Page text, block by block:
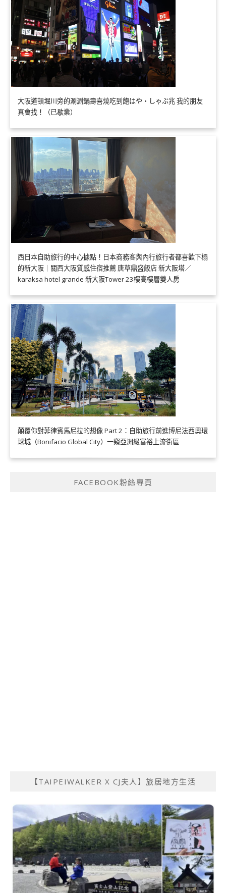
大阪道頓堀川旁的涮涮鍋壽喜燒吃到飽はや・しゃぶ兆 我的朋友
真會找！（已歇業）
西日本自助旅行的中心據點！日本商務客與內行旅行者都喜歡下榻
的新大阪｜關西大阪質感住宿推薦 唐草鼎盛飯店 新大阪塔／
karaksa hotel grande 新大阪Tower 23樓高樓層雙人房
顛覆你對菲律賓馬尼拉的想像 Part 2：自助旅行前進博尼法西奧環
球城（Bonifacio Global City）一窺亞洲級富裕上流街區
FACEBOOK粉絲專頁
【TAIPEIWALKER X CJ夫人】旅居地方生活